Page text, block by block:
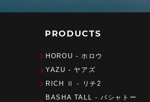
PRODUCTS
HOROU - ホロウ
YAZU - ヤアズ
RICH Ⅱ - リチ2
BASHA TALL - バシャトー